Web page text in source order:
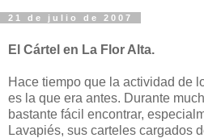
21 de julio de 2007
El Cártel en La Flor Alta.
Hace tiempo que la actividad de
es la que era antes. Durante
bastante fácil encontrar,
Lavapiés, sus carteles cargados